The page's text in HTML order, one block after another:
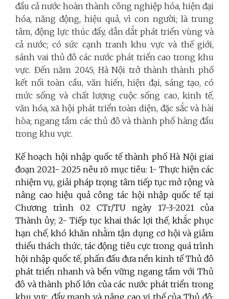
đầu cả nước hoàn thành công nghiệp hóa, hiện đại
hóa, năng động, hiệu quả, vì con người; là trung
tâm, động lực thúc đẩy, dẫn dắt phát triển vùng và
cả nước; có sức cạnh tranh khu vực và thế giới,
sánh vai thủ đô các nước phát triển cao trong khu
vực. Đến năm 2045, Hà Nội trở thành thành phố
kết nối toàn cầu, văn hiến, hiện đại, sáng tạo, có
mức sống và chất lượng cuộc sống cao, kinh tế,
văn hóa, xã hội phát triển toàn diện, đặc sắc và hài
hòa; ngang tầm các thủ đô và thành phố hàng đầu
trong khu vực.
Kế hoạch hội nhập quốc tế thành phố Hà Nội giai
đoạn 2021- 2025 nêu rõ mục tiêu: 1- Thực hiện các
nhiệm vụ, giải pháp trọng tâm tiếp tục mở rộng và
nâng cao hiệu quả công tác hội nhập quốc tế tại
Chương trình 02 CTr/TU ngày 17-3-2021 của
Thành ủy; 2- Tiếp tục khai thác lợi thế, khắc phục
hạn chế, khó khăn nhằm tận dụng cơ hội và giảm
thiểu thách thức, tác động tiêu cực trong quá trình
hội nhập quốc tế, phấn đấu đưa nền kinh tế Thủ đô
phát triển nhanh và bền vững ngang tầm với Thủ
đô và thành phố lớn của các nước phát triển trong
khu vực, đẩy mạnh và nâng cao vị thế của Thủ đô;